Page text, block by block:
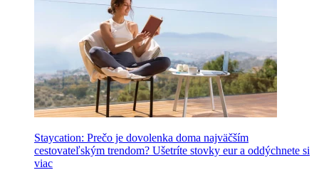
Staycation: Prečo je dovolenka doma najväčším
cestovateľským trendom? Ušetríte stovky eur a oddýchnete si
viac